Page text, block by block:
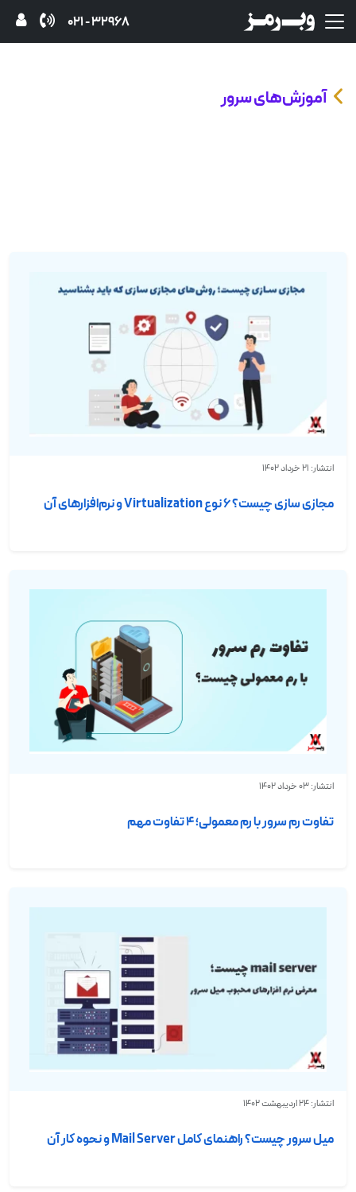
32968 - 021
آموزش‌های سرور
انتشار: 21 خرداد 1402
مجازی سازی چیست؟ ۶ نوع Virtualization و نرم‌افزارهای آن
انتشار: 03 خرداد 1402
تفاوت رم سرور با رم معمولی؛ ۴ تفاوت مهم
انتشار: 24 اردیبهشت 1402
میل سرور چیست؟ راهنمای کامل Mail Server و نحوه کار آن